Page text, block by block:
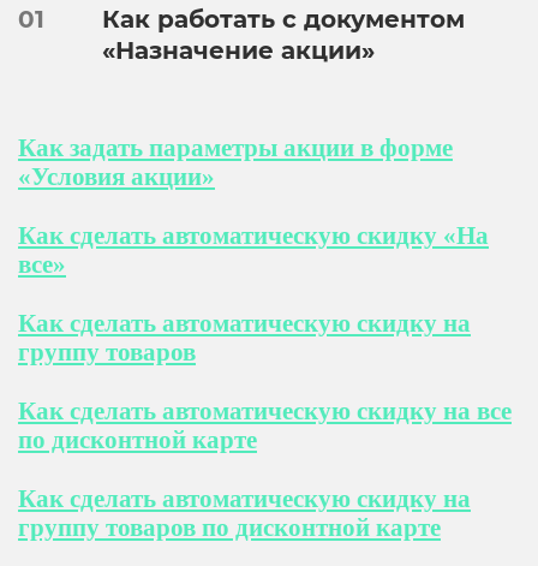
01
Как работать с документом
«Назначение акции»
Как задать параметры акции в форме
«Условия акции»
Как сделать автоматическую скидку «На
все»
Как сделать автоматическую скидку на
группу товаров
Как сделать автоматическую скидку на все
по дисконтной карте
Как сделать автоматическую скидку на
группу товаров по дисконтной карте